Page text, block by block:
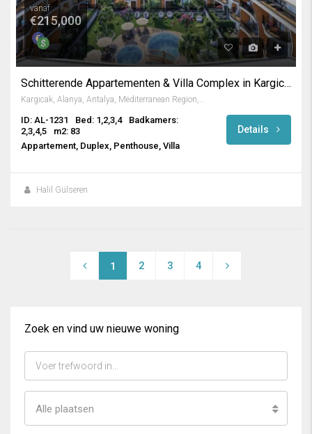
vanaf
€215,000
Schitterende Appartementen & Villa Complex in Kargicak
ID: AL-1231 Bed: 1,2,3,4
Badkamers:
2,3,4,5
m2: 83
Appartement, Duplex, Penthouse, Villa
Details
Halil Gülseren
1 2 3 4
Zoek en vind uw nieuwe woning
Alle plaatsen